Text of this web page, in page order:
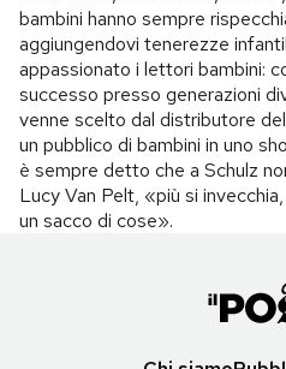
bambini hanno sempre
aggiungendovi tenerezze
appassionato i lettori bambini:
successo presso generazioni
venne scelto dal distributore
un pubblico di bambini in uno
è sempre detto che a Schulz
Lucy Van Pelt, «più si
un sacco di cose».